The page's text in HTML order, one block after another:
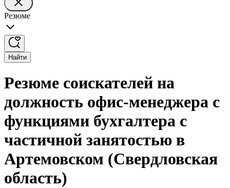
Резюме
Найти
Резюме соискателей на
должность офис-менеджера с
функциями бухгалтера с
частичной занятостью в
Артемовском (Свердловская
область)